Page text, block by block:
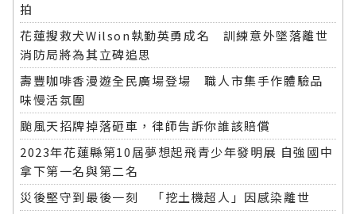
拍
花蓮搜救犬Wilson執勤英勇成名 訓練意外墜落離世
消防局將為其立碑追思
壽豐咖啡香漫遊全民廣場登場 職人市集手作體驗品
味慢活氛圍
颱風天招牌掉落砸車，律師告訴你誰該賠償
2023年花蓮縣第10屆夢想起飛青少年發明展 自強國中
拿下第一名與第二名
災後堅守到最後一刻 「挖土機超人」因感染離世